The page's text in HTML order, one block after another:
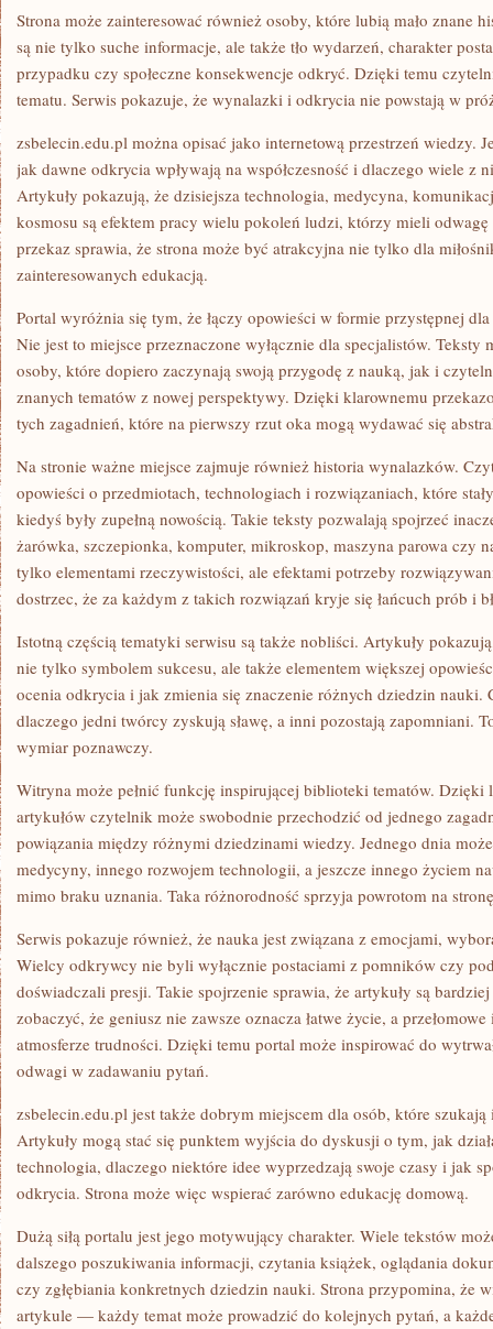
Strona może zainteresować również osoby, które lubią mało znane
są nie tylko suche informacje, ale także tło wydarzeń, charakter
przypadku czy społeczne konsekwencje odkryć. Dzięki temu
tematu. Serwis pokazuje, że wynalazki i odkrycia nie powstają w
zsbelecin.edu.pl można opisać jako internetową przestrzeń wiedzy.
jak dawne odkrycia wpływają na współczesność i dlaczego wiele z
Artykuły pokazują, że dzisiejsza technologia, medycyna,
kosmosu są efektem pracy wielu pokoleń ludzi, którzy mieli
przekaz sprawia, że strona może być atrakcyjna nie tylko dla
zainteresowanych edukacją.
Portal wyróżnia się tym, że łączy opowieści w formie przystępnej
Nie jest to miejsce przeznaczone wyłącznie dla specjalistów. Teksty
osoby, które dopiero zaczynają swoją przygodę z nauką, jak i
znanych tematów z nowej perspektywy. Dzięki klarownemu
tych zagadnień, które na pierwszy rzut oka mogą wydawać się
Na stronie ważne miejsce zajmuje również historia wynalazków.
opowieści o przedmiotach, technologiach i rozwiązaniach, które
kiedyś były zupełną nowością. Takie teksty pozwalają spojrzeć
żarówka, szczepionka, komputer, mikroskop, maszyna parowa czy
tylko elementami rzeczywistości, ale efektami potrzeby
dostrzec, że za każdym z takich rozwiązań kryje się łańcuch prób i
Istotną częścią tematyki serwisu są także nobliści. Artykuły
nie tylko symbolem sukcesu, ale także elementem większej
ocenia odkrycia i jak zmienia się znaczenie różnych dziedzin nauki.
dlaczego jedni twórcy zyskują sławę, a inni pozostają zapomniani.
wymiar poznawczy.
Witryna może pełnić funkcję inspirującej biblioteki tematów. Dzięki
artykułów czytelnik może swobodnie przechodzić od jednego
powiązania między różnymi dziedzinami wiedzy. Jednego dnia
medycyny, innego rozwojem technologii, a jeszcze innego życiem
mimo braku uznania. Taka różnorodność sprzyja powrotom na
Serwis pokazuje również, że nauka jest związana z emocjami,
Wielcy odkrywcy nie byli wyłącznie postaciami z pomników czy
doświadczali presji. Takie spojrzenie sprawia, że artykuły są
zobaczyć, że geniusz nie zawsze oznacza łatwe życie, a
atmosferze trudności. Dzięki temu portal może inspirować do
odwagi w zadawaniu pytań.
zsbelecin.edu.pl jest także dobrym miejscem dla osób, które
Artykuły mogą stać się punktem wyjścia do dyskusji o tym, jak
technologia, dlaczego niektóre idee wyprzedzają swoje czasy i jak
odkrycia. Strona może więc wspierać zarówno edukację domową.
Dużą siłą portalu jest jego motywujący charakter. Wiele tekstów
dalszego poszukiwania informacji, czytania książek, oglądania
czy zgłębiania konkretnych dziedzin nauki. Strona przypomina, że
artykule — każdy temat może prowadzić do kolejnych pytań, a